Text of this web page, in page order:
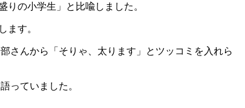
の小学生」と比喩しました。
ます。
さんから「そりゃ、太ります」とツッコミを入れら
っていました。